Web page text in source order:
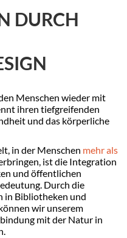
DURCH
Menschen wieder mit
ihren tiefgreifenden
und das körperliche
in der Menschen mehr als
ist die Integration
und öffentlichen
Durch die
in Bibliotheken und
wir unserem
mit der Natur in